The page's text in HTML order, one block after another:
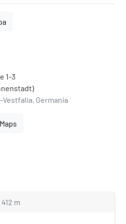
1-3
Germania
412 m